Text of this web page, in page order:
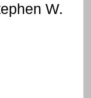
W.